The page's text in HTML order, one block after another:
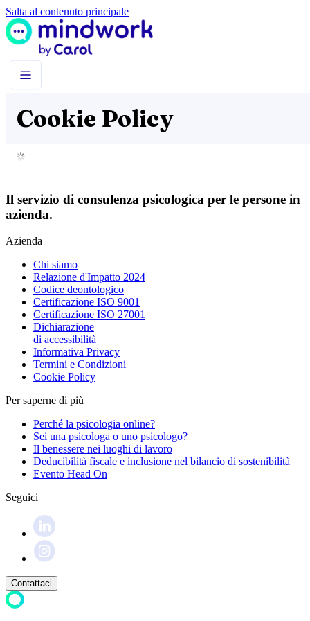
Salta al contenuto principale
Cookie Policy
Il servizio di consulenza psicologica per le persone in
azienda.
Azienda
Chi siamo
Relazione d'Impatto 2024
Codice deontologico
Certificazione ISO 9001
Certificazione ISO 27001
Dichiarazione
di accessibilità
Informativa Privacy
Termini e Condizioni
Cookie Policy
Per saperne di più
Perché la psicologia online?
Sei una psicologa o uno psicologo?
Il benessere nei luoghi di lavoro
Deducibilità fiscale e inclusione nel bilancio di sostenibilità
Evento Head On
Seguici
Contattaci